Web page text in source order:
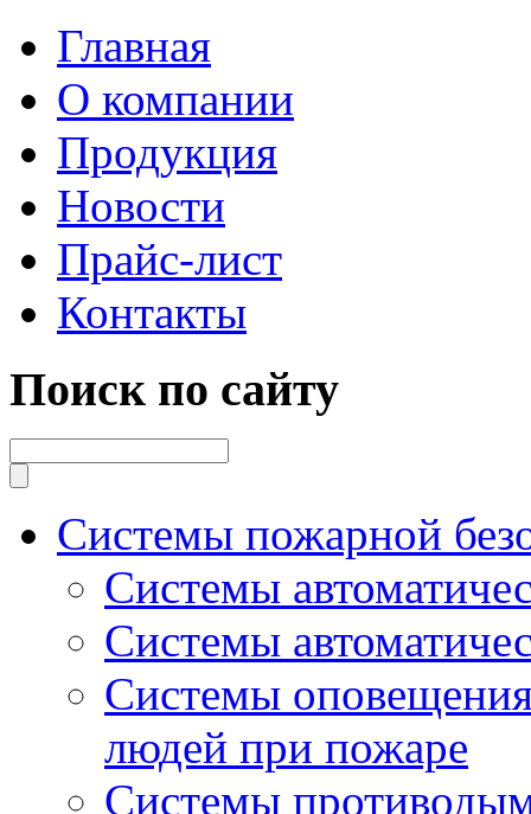
Главная
О компании
Продукция
Новости
Прайс-лист
Контакты
Поиск по сайту
Системы пожарной
Системы
Системы
Системы
людей при пожаре
Системы